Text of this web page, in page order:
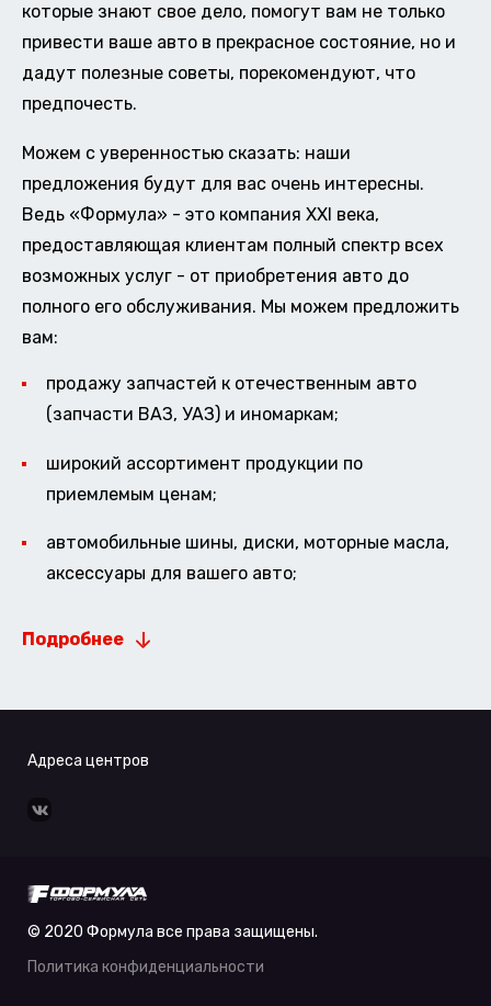
которые знают свое дело, помогут вам не только
привести ваше авто в прекрасное состояние, но и
дадут полезные советы, порекомендуют, что
предпочесть.
Можем с уверенностью сказать: наши
предложения будут для вас очень интересны.
Ведь «Формула» - это компания XXI века,
предоставляющая клиентам полный спектр всех
возможных услуг - от приобретения авто до
полного его обслуживания. Мы можем предложить
вам:
продажу запчастей к отечественным авто
(запчасти ВАЗ, УАЗ) и иномаркам;
широкий ассортимент продукции по
приемлемым ценам;
автомобильные шины, диски, моторные масла,
аксессуары для вашего авто;
Подробнее
Адреса центров
© 2020 Формула все права защищены.
Политика конфиденциальности